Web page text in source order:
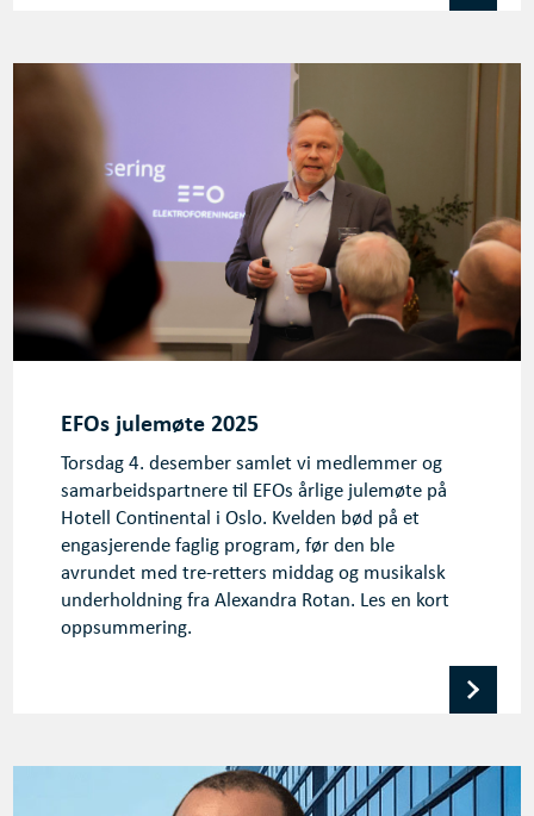
EFOs julemøte 2025
Torsdag 4. desember samlet vi medlemmer og
samarbeidspartnere til EFOs årlige julemøte på
Hotell Continental i Oslo. Kvelden bød på et
engasjerende faglig program, før den ble
avrundet med tre-retters middag og musikalsk
underholdning fra Alexandra Rotan. Les en kort
oppsummering.